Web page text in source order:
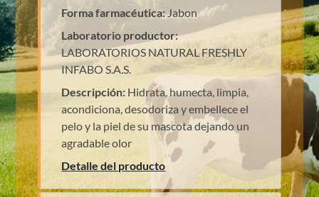
Forma farmacéutica:Jabon
Laboratorio productor:
LABORATORIOS NATURAL FRESHLY
INFABO S.A.S.
Descripción: Hidrata, humecta, limpia,
acondiciona, desodoriza y embellece el
pelo y la piel de su mascota dejando un
agradable olor
Detalle del producto